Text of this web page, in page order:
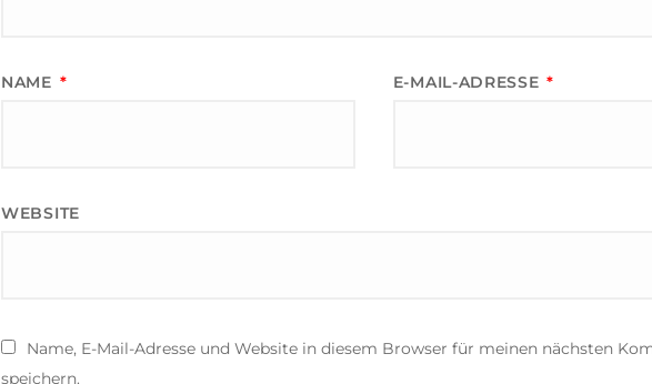
NAME * E-MAIL-ADRESSE *
WEBSITE
Name, E-Mail-Adresse und Website in diesem Browser für meinen nächsten
speichern.